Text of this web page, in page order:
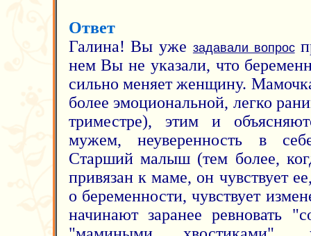
Ответ
Галина! Вы уже задавали вопрос
нем Вы не указали, что
сильно меняет женщину.
более эмоциональной, легко
триместре), этим и
мужем, неуверенность в
Старший малыш (тем более,
привязан к маме, он чувствует
о беременности, чувствует
начинают заранее ревновать